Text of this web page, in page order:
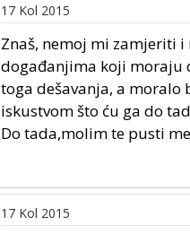
17 Kol 2015
Znaš, nemoj mi zamjeriti i
događanjima koji moraju
toga dešavanja, a moralo
iskustvom što ću ga do
Do tada,molim te pusti
17 Kol 2015